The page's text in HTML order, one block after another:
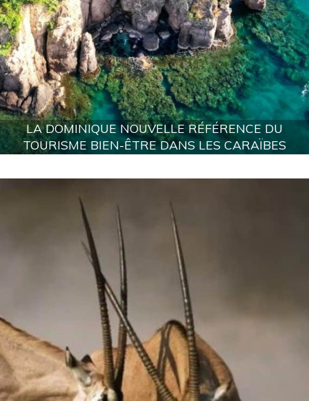
LA DOMINIQUE NOUVELLE RÉFÉRENCE DU
TOURISME BIEN-ÊTRE DANS LES CARAÏBES